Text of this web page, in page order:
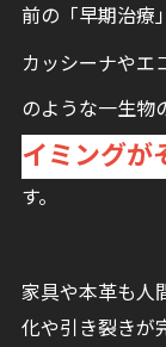
前の「早期治療」
カッシーナやエ
のような一生物
イミングが
す。
家具や本革も人
化や引き裂きが